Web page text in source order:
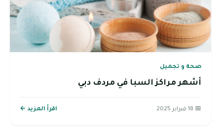
صحة و تجميل
أشهر مراكز السبا في مردف دبي
📅 18 فبراير 2025 اقرأ المزيد ←